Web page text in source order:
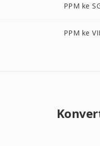
PPM ke
PPM ke